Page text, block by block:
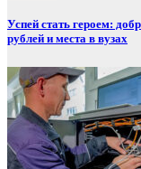
Успей стать героем:
рублей и места в вузах